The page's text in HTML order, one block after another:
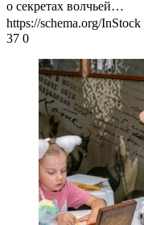
о секретах волчьей…
https://schema.org/InStock
37 0